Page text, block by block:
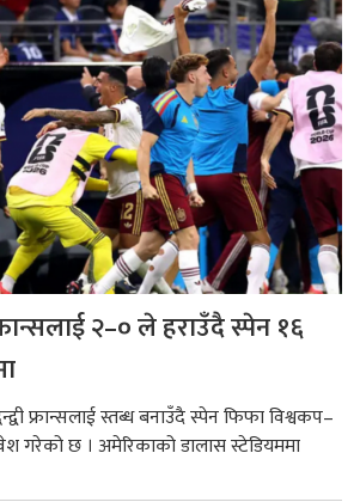
२–० ले हराउँदै स्पेन १६
फ्रान्सलाई स्तब्ध बनाउँदै स्पेन फिफा विश्वकप–
गरेको छ । अमेरिकाको डालास स्टेडियममा